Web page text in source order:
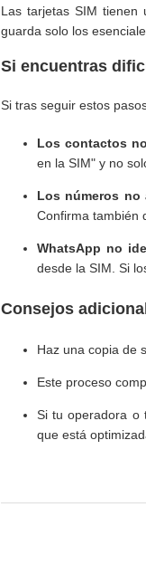
Las tarjetas SIM tienen
guarda solo los
Si encuentras
Si tras seguir estos
Los contactos
en la SIM" y no
Los números no
Confirma también
WhatsApp no
desde la SIM. Si
Consejos
Haz una copia de
Este proceso
Si tu operadora o
que está